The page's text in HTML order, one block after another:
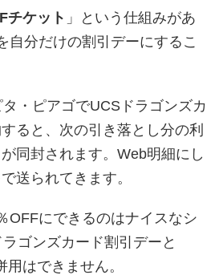
チケット 」という仕組みがあ
自分だけの割引デーにするこ
・ピアゴでUCSドラゴンズカ
ると、次の引き落とし分の利
同封されます。Web明細にし
送られてきます。
OFFにできるのはナイスなシ
ゴンズカード割引デーと
はできません。